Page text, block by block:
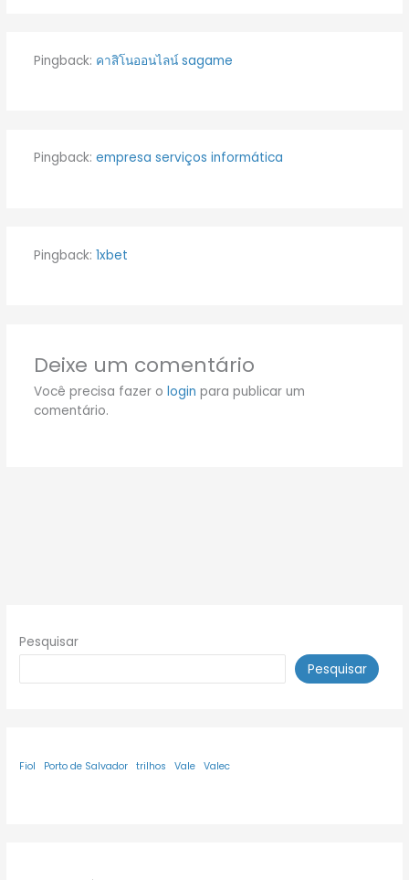
Pingback: คาสิโนออนไลน์ sagame
Pingback: empresa serviços informática
Pingback: 1xbet
Deixe um comentário
Você precisa fazer o login para publicar um
comentário.
Pesquisar
Pesquisar
Fiol Porto de Salvador trilhos Vale Valec